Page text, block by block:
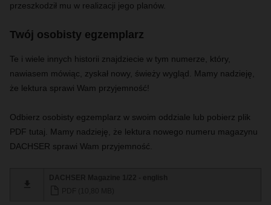
przeszkodził mu w realizacji jego planów.
Twój osobisty egzemplarz
Te i wiele innych historii znajdziecie w tym numerze, który,
nawiasem mówiąc, zyskał nowy, świeży wygląd. Mamy nadzieję,
że lektura sprawi Wam przyjemność!
Odbierz osobisty egzemplarz w swoim oddziale lub pobierz plik
PDF tutaj. Mamy nadzieję, że lektura nowego numeru magazynu
DACHSER sprawi Wam przyjemność.